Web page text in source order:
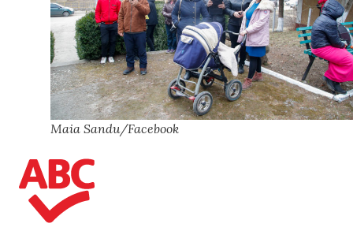
Maia Sandu/Facebook